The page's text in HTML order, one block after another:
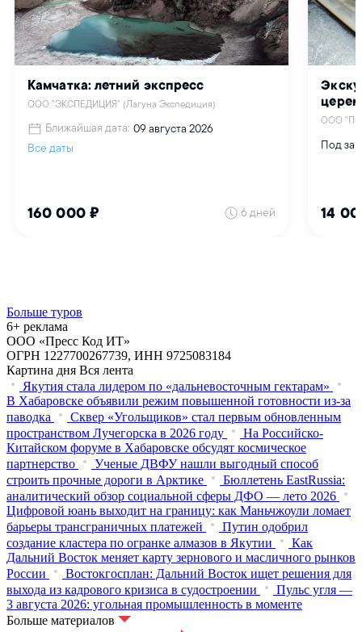
Больше туров
6+ реклама
ООО «Пресс Код ИТ»
ОГРН 1227700267739, ИНН 9725083184
Картина дня Вся лента
Якутия стала лидером по «дальневосточным гектарам»
В Хабаровске объявили режим повышенной готовности из‑за
паводка
Сквер «Угольщиков» стал первым обновленным
пространством Лучегорска в 2026 году
На Российско-
Китайском форуме в Хабаровске обсудят космическое
партнерство
Ученые ДВФУ нашли выгодный способ
строить прочные дороги в Арктике
Бюллетень EastRussia:
аналитический обзор социальной сферы ДФО — лето 2026
Цифровой юань выходит на границу: как Маньчжоули ломает
барьеры трансграничных платежей
Путин одобрил
создание кластера по огранке алмазов в Якутии
Как
Дальний Восток меняет карту зернового и масличного рынков
России
Востокгосплан: Дальний Восток ищет решения для
выхода из кадрового кризиса в судостроении
Пульс угля —
3 августа 2026: угольная промышленность в моменте
Больше материалов